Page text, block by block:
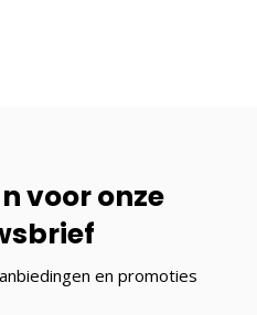
voor onze
en promoties